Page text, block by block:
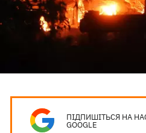
ПІДПИШІТЬСЯ НА
GOOGLE